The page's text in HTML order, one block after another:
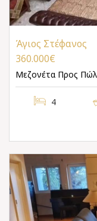
Άγιος Στέφανος
360.000€
Μεζονέτα Προς
4